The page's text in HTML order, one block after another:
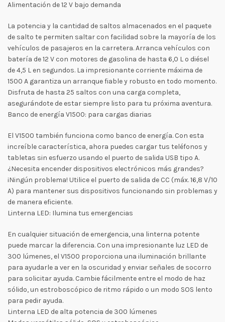
Alimentación de 12 V bajo demanda
La potencia y la cantidad de saltos almacenados en el paquete
de salto te permiten saltar con facilidad sobre la mayoría de los
vehículos de pasajeros en la carretera. Arranca vehículos con
batería de 12 V con motores de gasolina de hasta 6,0 L o diésel
de 4,5 L en segundos. La impresionante corriente máxima de
1500 A garantiza un arranque fiable y robusto en todo momento.
Disfruta de hasta 25 saltos con una carga completa,
asegurándote de estar siempre listo para tu próxima aventura.
Banco de energía V1500: para cargas diarias
El V1500 también funciona como banco de energía. Con esta
increíble característica, ahora puedes cargar tus teléfonos y
tabletas sin esfuerzo usando el puerto de salida USB tipo A.
¿Necesita encender dispositivos electrónicos más grandes?
¡Ningún problema! Utilice el puerto de salida de CC (máx. 16,8 V/10
A) para mantener sus dispositivos funcionando sin problemas y
de manera eficiente.
Linterna LED: Ilumina tus emergencias
En cualquier situación de emergencia, una linterna potente
puede marcar la diferencia. Con una impresionante luz LED de
300 lúmenes, el V1500 proporciona una iluminación brillante
para ayudarle a ver en la oscuridad y enviar señales de socorro
para solicitar ayuda. Cambie fácilmente entre el modo de haz
sólido, un estroboscópico de ritmo rápido o un modo SOS lento
para pedir ayuda.
Linterna LED de alta potencia de 300 lúmenes